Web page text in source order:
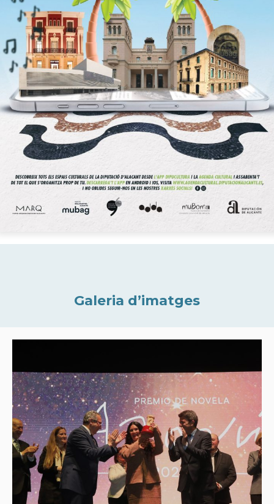
Galeria d’imatges